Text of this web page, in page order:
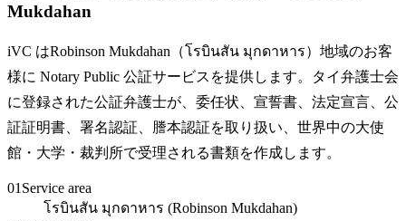
Mukdahan
iVC はRobinson Mukdahan（โรบินสัน มุกดาหาร）地域のお客
様に Notary Public 公証サービスを提供します。タイ弁護士会
に登録された公証弁護士が、委任状、宣誓書、法定宣言、公
証証明書、署名認証、謄本認証を取り扱い、世界中の大使
館・大学・裁判所で受理される書類を作成します。
01 Service area
โรบินสัน มุกดาหาร (Robinson Mukdahan)